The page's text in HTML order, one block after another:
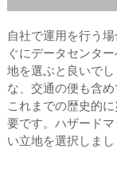
自社で運用を行う
ぐにデータセンタ
地を選ぶと良いで
な、交通の便も含
これまでの歴史的
要です。ハザード
い立地を選択しまし